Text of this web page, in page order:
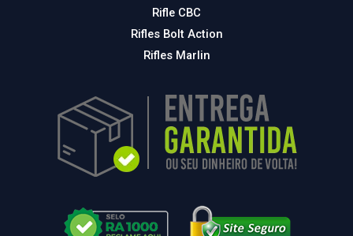
Rifle CBC
Rifles Bolt Action
Rifles Marlin